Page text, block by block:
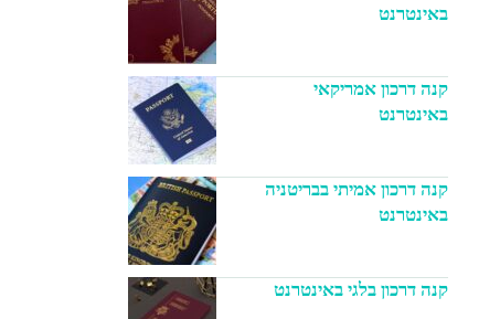
באינטרנט
קנה דרכון אמריקאי
באינטרנט
קנה דרכון אמיתי בבריטניה
באינטרנט
קנה דרכון בלגי באינטרנט